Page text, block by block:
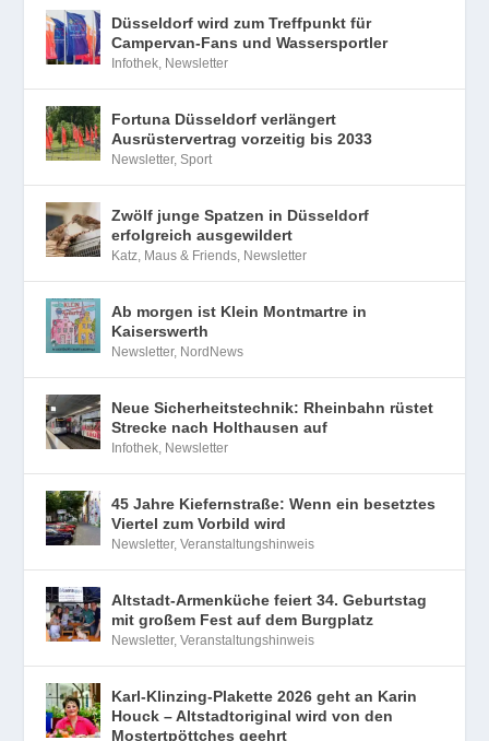
Düsseldorf wird zum Treffpunkt für
Campervan-Fans und Wassersportler
Infothek, Newsletter
Fortuna Düsseldorf verlängert
Ausrüstervertrag vorzeitig bis 2033
Newsletter,Sport
Zwölf junge Spatzen in Düsseldorf
erfolgreich ausgewildert
Katz, Maus & Friends, Newsletter
Ab morgen ist Klein Montmartre in
Kaiserswerth
Newsletter, NordNews
Neue Sicherheitstechnik: Rheinbahn rüstet
Strecke nach Holthausen auf
Infothek, Newsletter
45 Jahre Kiefernstraße: Wenn ein besetztes
Viertel zum Vorbild wird
Newsletter,Veranstaltungshinweis
Altstadt-Armenküche feiert 34. Geburtstag
mit großem Fest auf dem Burgplatz
Newsletter,Veranstaltungshinweis
Karl-Klinzing-Plakette 2026 geht an Karin
Houck – Altstadtoriginal wird von den
Mostertpöttches geehrt